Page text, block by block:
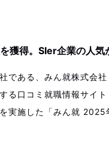
獲得。SIer企業の人気
である、みん就株式会
る口コミ就職情報サイ
実施した「みん就 2025